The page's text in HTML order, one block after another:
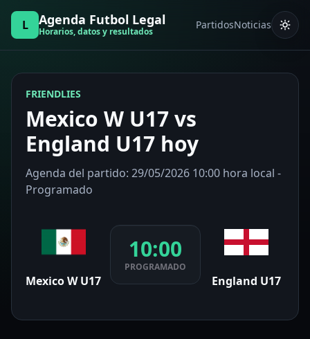
L Agenda Futbol Legal
Horarios, datos y resultados
PartidosNoticias
FRIENDLIES
Mexico W U17 vs
England U17 hoy
Agenda del partido: 29/05/2026 10:00 hora local -
Programado
Mexico W U17
10:00
PROGRAMADO
England U17